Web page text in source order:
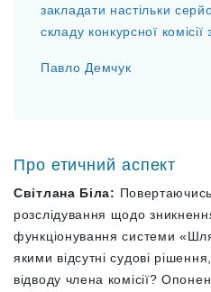
закладати настільки
складу конкурсної комісії
Павло Демчук
Про етичний аспект
Світлана Біла:
розслідування щодо
функціонування системи
якими відсутні судові
відводу члена комісії?